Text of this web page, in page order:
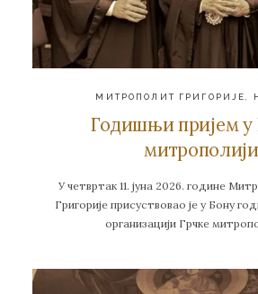
МИТРОПОЛИТ ГРИГОРИЈЕ,
Годишњи пријем у
митрополији
У четвртак 11. јуна 2026. године
Григорије присуствовао је у Бону
организацији Грчке